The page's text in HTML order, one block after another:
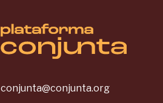
conjunta@conjunta.org